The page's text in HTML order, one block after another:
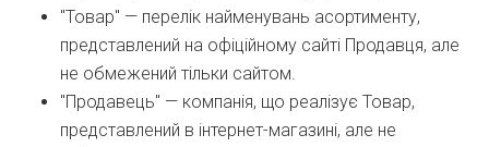
"Товар" — перелік найменувань асортименту,
представлений на офіційному сайті Продавця, але
не обмежений тільки сайтом.
"Продавець" — компанія, що реалізує Товар,
представлений в інтернет-магазині, але не